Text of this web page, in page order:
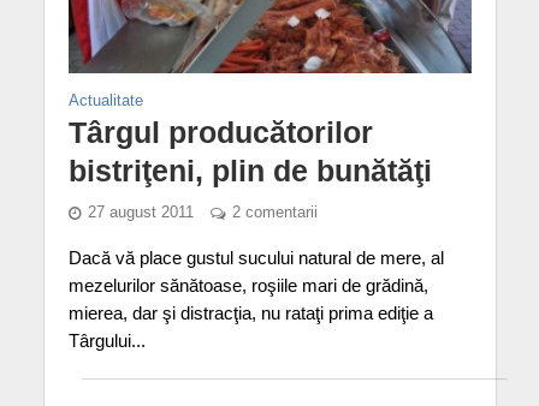
Actualitate
Târgul producătorilor
bistriţeni, plin de bunătăţi
27 august 2011 2 comentarii
Dacă vă place gustul sucului natural de mere, al
mezelurilor sănătoase, roşiile mari de grădină,
mierea, dar şi distracţia, nu rataţi prima ediţie a
Târgului...